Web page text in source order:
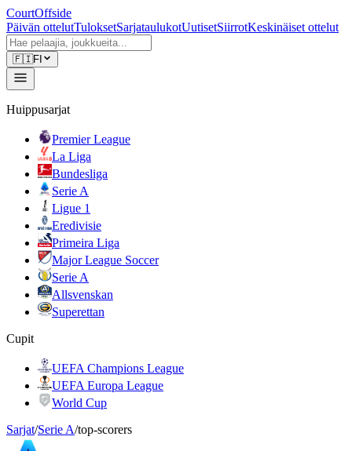
CourtOffside
Päivän ottelutTuloksetSarjataulukotUutisetSiirrotKeskinäiset ottelut
🇫🇮FI
Huippusarjat
Premier League
La Liga
Bundesliga
Serie A
Ligue 1
Eredivisie
Primeira Liga
Major League Soccer
Serie A
Allsvenskan
Superettan
Cupit
UEFA Champions League
UEFA Europa League
World Cup
Sarjat/Serie A/top-scorers